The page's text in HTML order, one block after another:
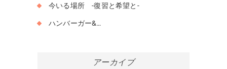
今いる場所 -復習と希望と-
ハンバーガー&…
アーカイブ